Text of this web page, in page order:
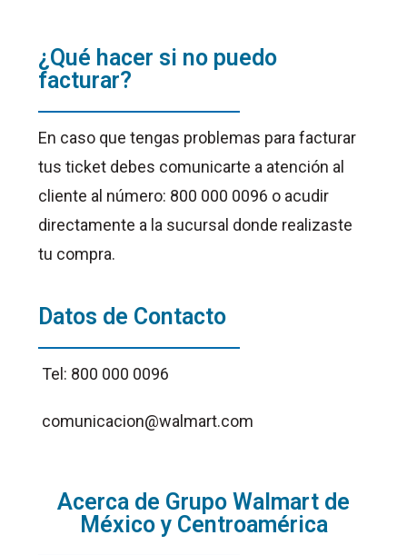
¿Qué hacer si no puedo
facturar?
En caso que tengas problemas para facturar
tus ticket debes comunicarte a atención al
cliente al número: 800 000 0096 o acudir
directamente a la sucursal donde realizaste
tu compra.
Datos de Contacto
Tel: 800 000 0096
comunicacion@walmart.com
Acerca de Grupo Walmart de
México y Centroamérica